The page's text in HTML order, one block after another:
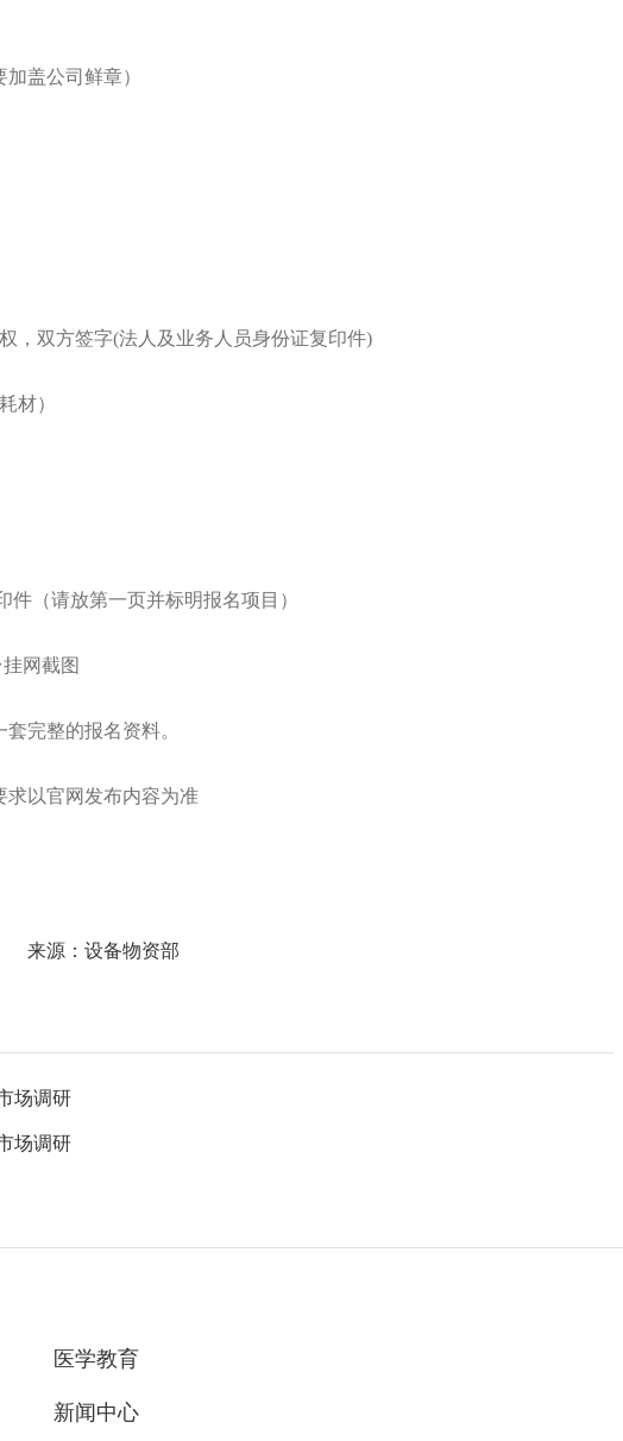
加盖公司鲜章）
，双方签字(法人及业务人员身份证复印件)
材）
（请放第一页并标明报名项目）
网截图
完整的报名资料。
求以官网发布内容为准
来源：设备物资部
场调研
场调研
医学教育
新闻中心